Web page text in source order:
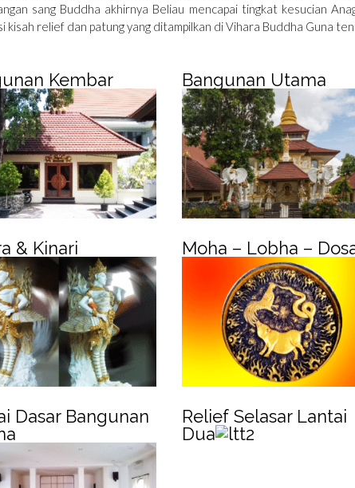
sang Buddha akhirnya Beliau mencapai tingkat kesucian
kisah relief dan patung yang ditampilkan di Vihara Buddha Guna
Kembar Bangunan Utama
& Kinari Moha – Lobha –
Dasar Bangunan
Relief Selasar Lantai
Dua